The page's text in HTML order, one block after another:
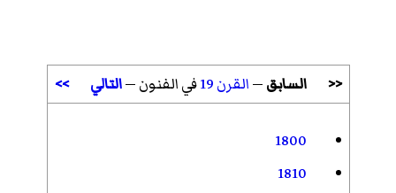
<< السابق—القرن 19 في الفنون —التالي >>
1800
1810